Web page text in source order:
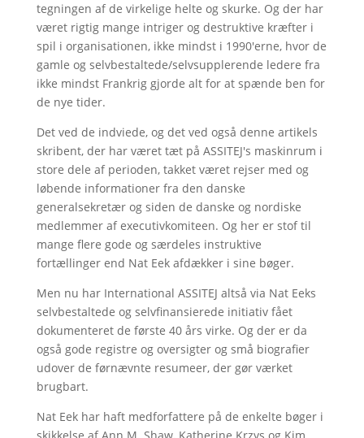
tegningen af de virkelige helte og skurke. Og der har
været rigtig mange intriger og destruktive kræfter i
spil i organisationen, ikke mindst i 1990'erne, hvor de
gamle og selvbestaltede/selvsupplerende ledere fra
ikke mindst Frankrig gjorde alt for at spænde ben for
de nye tider.
Det ved de indviede, og det ved også denne artikels
skribent, der har været tæt på ASSITEJ's maskinrum i
store dele af perioden, takket været rejser med og
løbende informationer fra den danske
generalsekretær og siden de danske og nordiske
medlemmer af executivkomiteen. Og her er stof til
mange flere gode og særdeles instruktive
fortællinger end Nat Eek afdækker i sine bøger.
Men nu har International ASSITEJ altså via Nat Eeks
selvbestaltede og selvfinansierede initiativ fået
dokumenteret de første 40 års virke. Og der er da
også gode registre og oversigter og små biografier
udover de førnævnte resumeer, der gør værket
brugbart.
Nat Eek har haft medforfattere på de enkelte bøger i